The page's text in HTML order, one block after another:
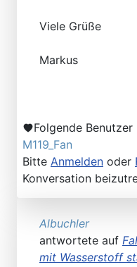
Viele Grüße
Markus
Folgende
M119_Fan
Bitte Anmelden oder
Konversation
Albuchler
antwortete auf
mit Wasserstoff